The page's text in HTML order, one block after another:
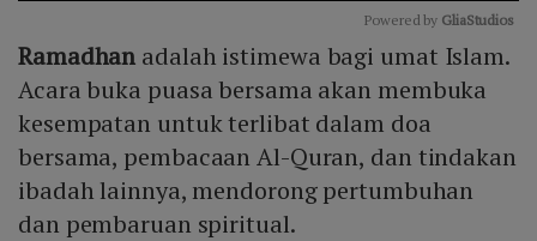
Mute
Powered by GliaStudios
Ramadhan adalah istimewa bagi umat Islam.
Acara buka puasa bersama akan membuka
kesempatan untuk terlibat dalam doa
bersama, pembacaan Al-Quran, dan tindakan
ibadah lainnya, mendorong pertumbuhan
dan pembaruan spiritual.